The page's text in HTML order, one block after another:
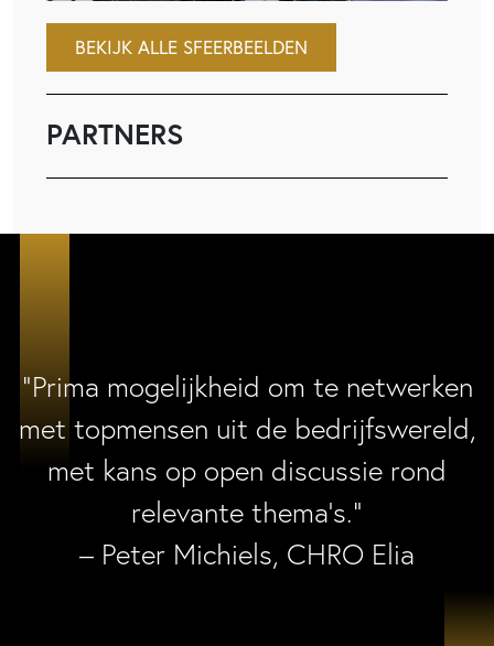
BEKIJK ALLE SFEERBEELDEN
PARTNERS
“Prima mogelijkheid om te netwerken
met topmensen uit de bedrijfswereld,
met kans op open discussie rond
relevante thema’s.”
– Peter Michiels, CHRO Elia